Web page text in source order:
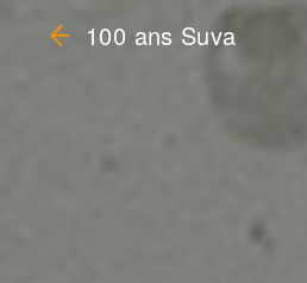
100 ans Suva